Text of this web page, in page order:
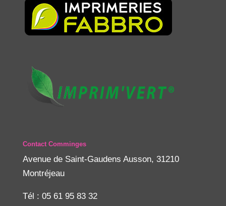
Contact Comminges
Avenue de Saint-Gaudens Ausson, 31210
Montréjeau
Tél : 05 61 95 83 32